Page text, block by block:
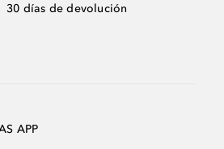
30 días de devolución
APP